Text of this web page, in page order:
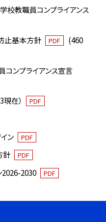
校教職員コンプライアンス
止基本方針
PDF
(460
ンプライアンス宣言
在） PDF
ン PDF
針 PDF
2026-2030 PDF